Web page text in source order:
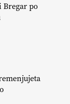
prihodnost
Bregar po